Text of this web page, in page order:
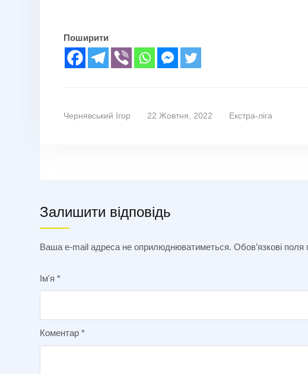
Поширити
Чернявський Ігор 22 Жовтня, 2022 Екстра-ліга
Залишити відповідь
Ваша e-mail адреса не оприлюднюватиметься. Обов’язкові поля
Ім'я *
Коментар *